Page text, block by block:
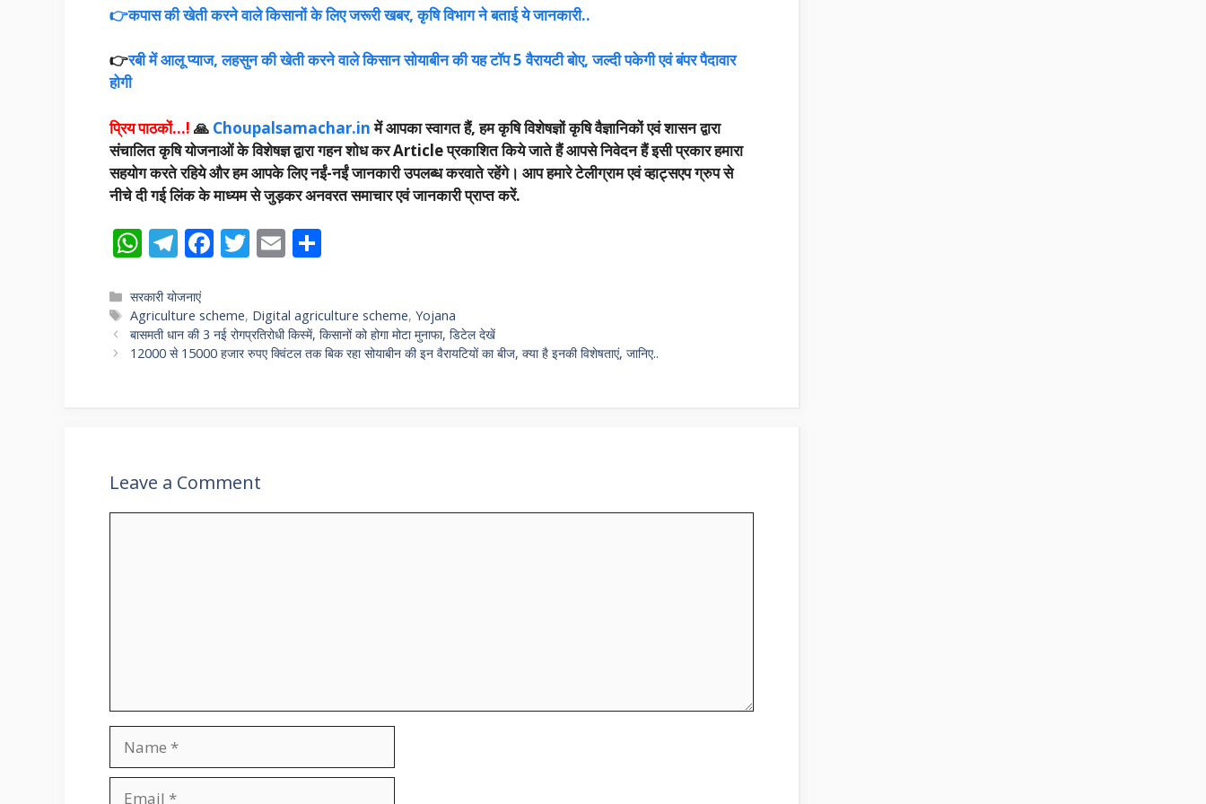
👉कपास की खेती करने वाले किसानों के लिए जरूरी खबर, कृषि विभाग ने बताई ये जानकारी..
👉रबी में आलू प्याज, लहसुन की खेती करने वाले किसान सोयाबीन की यह टॉप 5 वैरायटी बोए, जल्दी पकेगी एवं बंपर पैदावार
होगी
प्रिय पाठकों…! 🙏 Choupalsamachar.inमें आपका स्वागत हैं, हम कृषि विशेषज्ञों कृषि वैज्ञानिकों एवं शासन द्वारा
संचालित कृषि योजनाओं के विशेषज्ञ द्वारा गहन शोध कर Article प्रकाशित किये जाते हैं आपसे निवेदन हैं इसी प्रकार हमारा
सहयोग करते रहिये और हम आपके लिए नईं-नईं जानकारी उपलब्ध करवाते रहेंगे। आप हमारे टेलीग्राम एवं व्हाट्सएप ग्रुप से
नीचे दी गई लिंक के माध्यम से जुड़कर अनवरत समाचार एवं जानकारी प्राप्त करें.
W
at
s
A
T
e
gr
a
F
b
o
T
er
E
ai
l
ar
e
Categories
सरकारी योजनाएं
Tags
Agriculture scheme, Digital agriculture scheme,Yojana
बासमती धान की 3 नई रोगप्रतिरोधी किस्में, किसानों को होगा मोटा मुनाफा, डिटेल देखें
12000 से 15000 हजार रुपए क्विंटल तक बिक रहा सोयाबीन की इन वैरायटियों का बीज, क्या है इनकी विशेषताएं, जानिए..
Leave a Comment